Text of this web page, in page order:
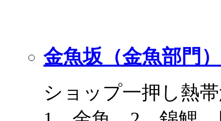
金魚坂（金魚部門）
ショップ一押し熱